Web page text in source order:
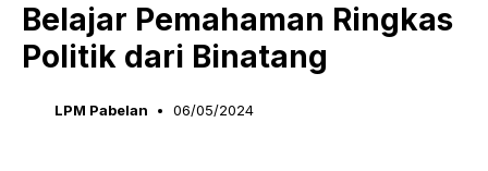
Belajar Pemahaman Ringkas
Politik dari Binatang
LPM Pabelan 06/05/2024